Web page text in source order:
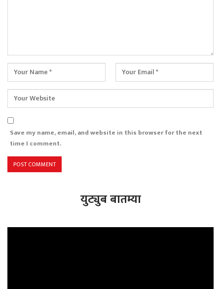
Save my name, email, and website in this browser for the next
time I comment.
युट्युब बातम्या